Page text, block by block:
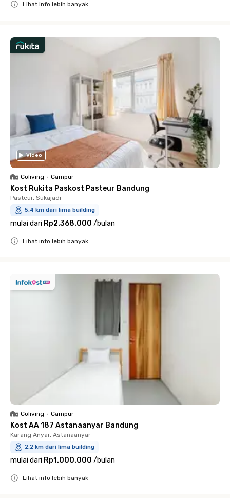
Lihat info lebih banyak
Video
Coliving • Campur
Kost Rukita Paskost Pasteur Bandung
Pasteur, Sukajadi
5.4 km dari lima building
mulai dari Rp2.368.000 /bulan
Lihat info lebih banyak
Coliving • Campur
Kost AA 187 Astanaanyar Bandung
Karang Anyar, Astanaanyar
2.2 km dari lima building
mulai dari Rp1.000.000 /bulan
Lihat info lebih banyak